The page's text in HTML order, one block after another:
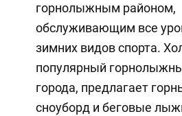
горнолыжным районом,
обслуживающим все
зимних видов спорта.
популярный
города, предлагает
сноуборд и беговые